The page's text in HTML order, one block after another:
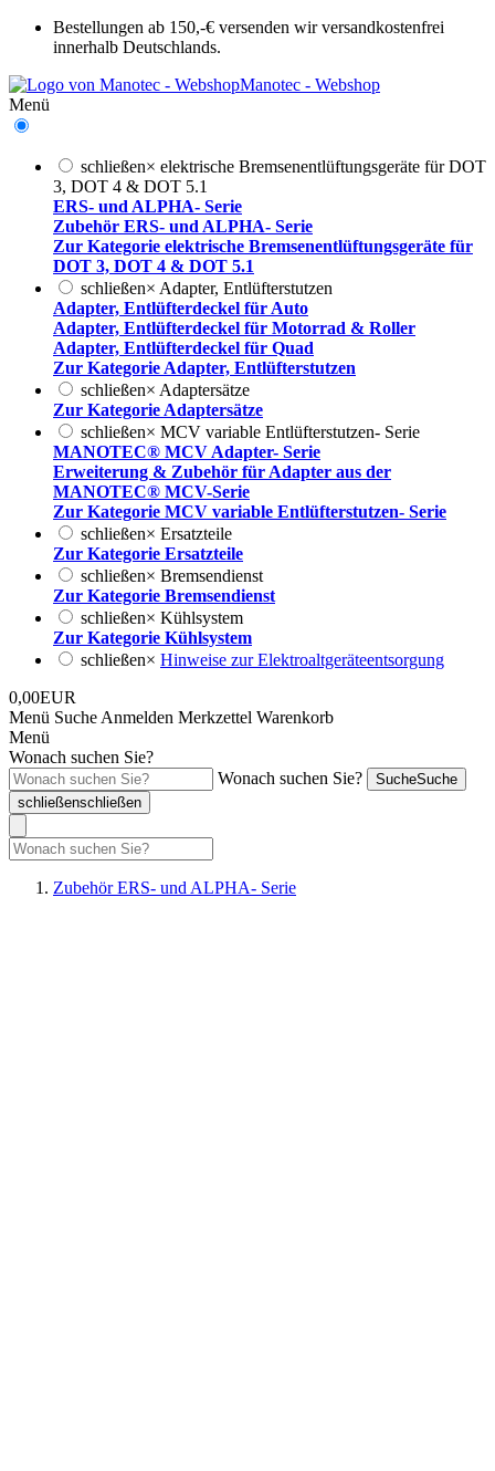
Bestellungen ab 150,-€ versenden wir versandkostenfrei
innerhalb Deutschlands.
Manotec - Webshop
Menü
schließen× elektrische Bremsenentlüftungsgeräte für DOT
3, DOT 4 & DOT 5.1
ERS- und ALPHA- Serie
Zubehör ERS- und ALPHA- Serie
Zur Kategorie elektrische Bremsenentlüftungsgeräte für
DOT 3, DOT 4 & DOT 5.1
schließen× Adapter, Entlüfterstutzen
Adapter, Entlüfterdeckel für Auto
Adapter, Entlüfterdeckel für Motorrad & Roller
Adapter, Entlüfterdeckel für Quad
Zur Kategorie Adapter, Entlüfterstutzen
schließen× Adaptersätze
Zur Kategorie Adaptersätze
schließen× MCV variable Entlüfterstutzen- Serie
MANOTEC® MCV Adapter- Serie
Erweiterung & Zubehör für Adapter aus der
MANOTEC® MCV-Serie
Zur Kategorie MCV variable Entlüfterstutzen- Serie
schließen× Ersatzteile
Zur Kategorie Ersatzteile
schließen× Bremsendienst
Zur Kategorie Bremsendienst
schließen× Kühlsystem
Zur Kategorie Kühlsystem
schließen× Hinweise zur Elektroaltgeräteentsorgung
0,00EUR
Menü Suche Anmelden Merkzettel Warenkorb
Menü
Wonach suchen Sie?
Wonach suchen Sie?
SucheSuche
schließenschließen
Zubehör ERS- und ALPHA- Serie